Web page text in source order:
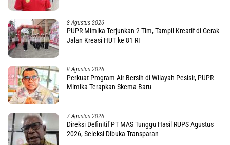
8 Agustus 2026
PUPR Mimika Terjunkan 2 Tim, Tampil Kreatif di Gerak
Jalan Kreasi HUT ke 81 RI
8 Agustus 2026
Perkuat Program Air Bersih di Wilayah Pesisir, PUPR
Mimika Terapkan Skema Baru
7 Agustus 2026
Direksi Definitif PT MAS Tunggu Hasil RUPS Agustus
2026, Seleksi Dibuka Transparan